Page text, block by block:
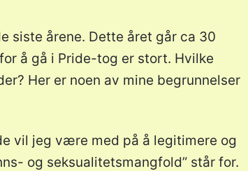
siste årene. Dette året går ca 30
å gå i Pride-tog er stort. Hvilke
Her er noen av mine begrunnelser
vil jeg være med på å legitimere og
og seksualitetsmangfold” står for.